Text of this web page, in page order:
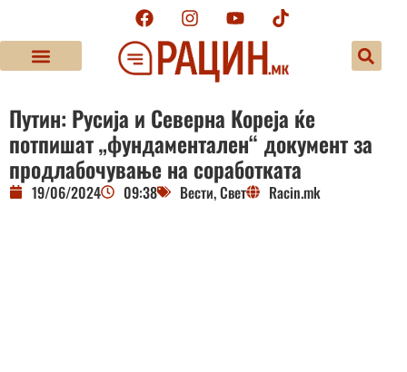
Путин: Русија и Северна Кореја ќе
потпишат „фундаментален“ документ за
продлабочување на соработката
19/06/2024 09:38 Вести,Свет Racin.mk